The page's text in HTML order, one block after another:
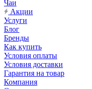
Чаи
Акции
Услуги
Блог
Бренды
Как купить
Условия оплаты
Условия доставки
Гарантия на товар
Компания